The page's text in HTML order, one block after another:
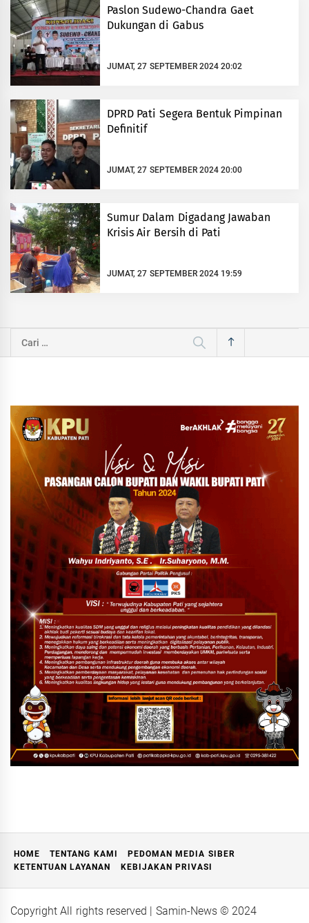
Paslon Sudewo-Chandra Gaet
Dukungan di Gabus
JUMAT, 27 SEPTEMBER 2024 20:02
DPRD Pati Segera Bentuk Pimpinan
Definitif
JUMAT, 27 SEPTEMBER 2024 20:00
Sumur Dalam Digadang Jawaban
Krisis Air Bersih di Pati
JUMAT, 27 SEPTEMBER 2024 19:59
Cari
HOME TENTANG KAMI
PEDOMAN MEDIA SIBER
KETENTUAN LAYANAN
KEBIJAKAN PRIVASI
Copyright All rights reserved | Samin-News © 2024